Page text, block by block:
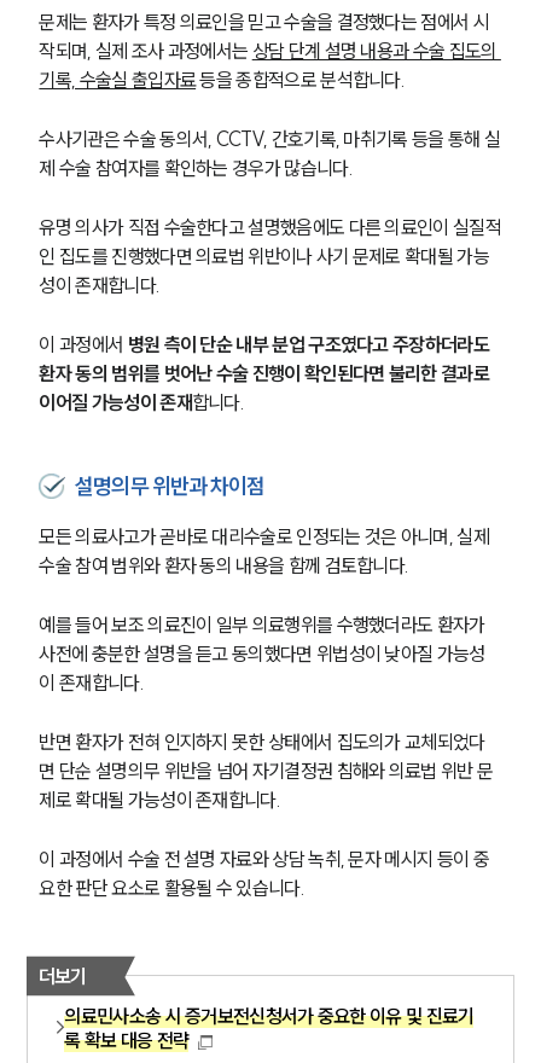
문제는 환자가 특정 의료인을 믿고 수술을 결정했다는 점에서 시
작되며, 실제 조사 과정에서는 상담 단계 설명 내용과 수술 집도의
기록, 수술실 출입자료 등을 종합적으로 분석합니다.
수사기관은 수술 동의서, CCTV, 간호기록, 마취기록 등을 통해 실
제 수술 참여자를 확인하는 경우가 많습니다.
유명 의사가 직접 수술한다고 설명했음에도 다른 의료인이 실질적
인 집도를 진행했다면 의료법 위반이나 사기 문제로 확대될 가능
성이 존재합니다.
이 과정에서 병원 측이 단순 내부 분업 구조였다고 주장하더라도
환자 동의 범위를 벗어난 수술 진행이 확인된다면 불리한 결과로
이어질 가능성이 존재합니다.
설명의무 위반과 차이점
모든 의료사고가 곧바로 대리수술로 인정되는 것은 아니며, 실제
수술 참여 범위와 환자 동의 내용을 함께 검토합니다.
예를 들어 보조 의료진이 일부 의료행위를 수행했더라도 환자가
사전에 충분한 설명을 듣고 동의했다면 위법성이 낮아질 가능성
이 존재합니다.
반면 환자가 전혀 인지하지 못한 상태에서 집도의가 교체되었다
면 단순 설명의무 위반을 넘어 자기결정권 침해와 의료법 위반 문
제로 확대될 가능성이 존재합니다.
이 과정에서 수술 전 설명 자료와 상담 녹취, 문자 메시지 등이 중
요한 판단 요소로 활용될 수 있습니다.
더보기
의료민사소송 시 증거보전신청서가 중요한 이유 및 진료기
록 확보 대응 전략